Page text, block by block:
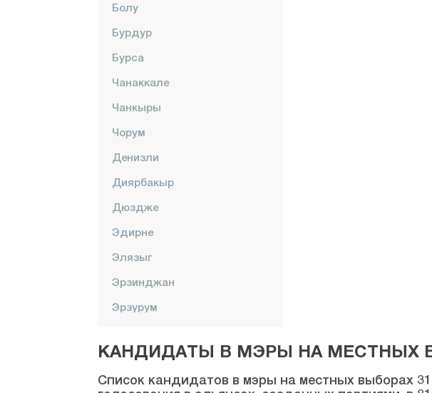
Болу
Бурдур
Бурса
Чанаккале
Чанкыры
Чорум
Денизли
Диярбакыр
Дюздже
Эдирне
Элязыг
Эрзинджан
Эрзурум
Газиантеп
Гиресун
КАНДИДАТЫ В МЭРЫ НА МЕСТНЫХ
Список кандидатов в мэры на местных выборах